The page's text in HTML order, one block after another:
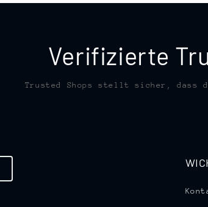
Verifizierte
Trusted Shops stellt sicher, dass